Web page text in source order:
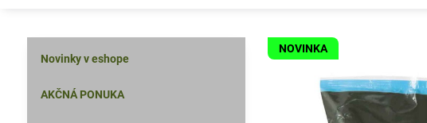
NOVINKA
Novinky v eshope
AKČNÁ PONUKA